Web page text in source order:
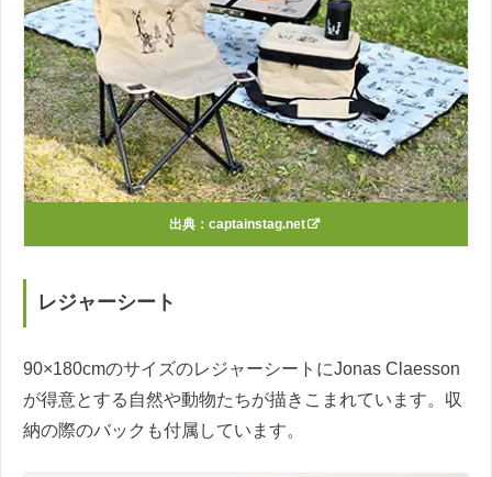
出典： captainstag.net
レジャーシート
90×180cmのサイズのレジャーシートにJonas Claesson
が得意とする自然や動物たちが描きこまれています。収
納の際のバックも付属しています。